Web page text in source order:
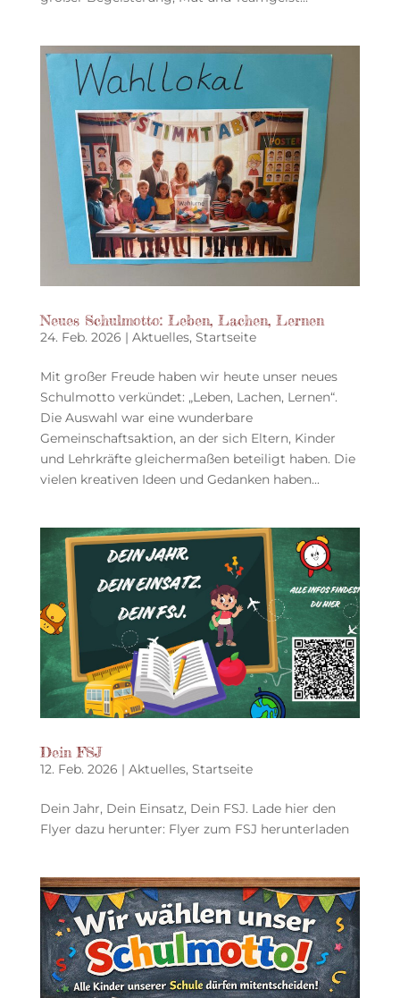
Neues Schulmotto: Leben, Lachen, Lernen
24. Feb. 2026 | Aktuelles, Startseite
Mit großer Freude haben wir heute unser neues
Schulmotto verkündet: „Leben, Lachen, Lernen“.
Die Auswahl war eine wunderbare
Gemeinschaftsaktion, an der sich Eltern, Kinder
und Lehrkräfte gleichermaßen beteiligt haben. Die
vielen kreativen Ideen und Gedanken haben...
Dein FSJ
12. Feb. 2026 | Aktuelles, Startseite
Dein Jahr, Dein Einsatz, Dein FSJ. Lade hier den
Flyer dazu herunter: Flyer zum FSJ herunterladen